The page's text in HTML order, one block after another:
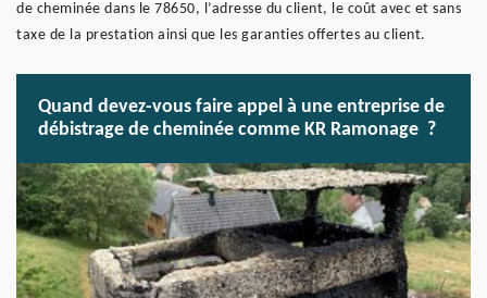
de cheminée dans le 78650, l’adresse du client, le coût avec et sans
taxe de la prestation ainsi que les garanties offertes au client.
Quand devez-vous faire appel à une entreprise de
débistrage de cheminée comme KR Ramonage ?